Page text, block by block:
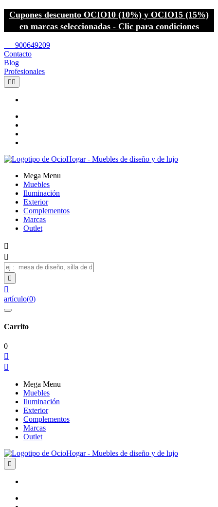
Cupones descuento OCIO10 (10%) y OCIO15 (15%)
en marcas seleccionadas - Clic para condiciones
900649209
Contacto
Blog
Profesionales
 
Mega Menu
Muebles
Iluminación
Exterior
Complementos
Marcas
Outlet




artículo(0)
Carrito
0


Mega Menu
Muebles
Iluminación
Exterior
Complementos
Marcas
Outlet
